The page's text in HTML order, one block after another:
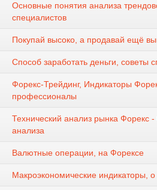
Основные понятия анализа
специалистов
Покупай высоко, а продавай ещё
Способ заработать деньги, советы
Форекс-Трейдинг, Индикаторы
профессионалы
Технический анализ рынка Форекс
анализа
Валютные операции, на Форексе
Макроэкономические индикаторы,